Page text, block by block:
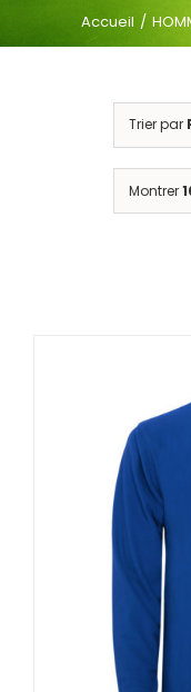
Accueil
Trier par
Montrer